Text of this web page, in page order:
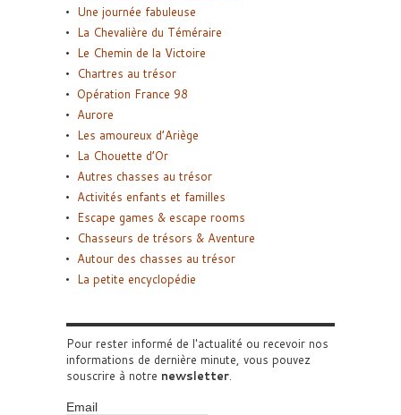
Une journée fabuleuse
La Chevalière du Téméraire
Le Chemin de la Victoire
Chartres au trésor
Opération France 98
Aurore
Les amoureux d’Ariège
La Chouette d’Or
Autres chasses au trésor
Activités enfants et familles
Escape games & escape rooms
Chasseurs de trésors & Aventure
Autour des chasses au trésor
La petite encyclopédie
Pour rester informé de l'actualité ou recevoir nos
informations de dernière minute, vous pouvez
souscrire à notre newsletter.
Email